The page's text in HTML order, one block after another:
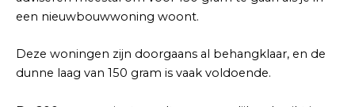
een nieuwbouwwoning woont.
Deze woningen zijn doorgaans al behangklaar, en de
dunne laag van 150 gram is vaak voldoende.